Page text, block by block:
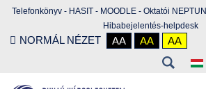
Telefonkönyv - HASIT - MOODLE - Oktatói NEPTUN
Hibabejelentés-helpdesk
NORMÁL NÉZET AA AA AA